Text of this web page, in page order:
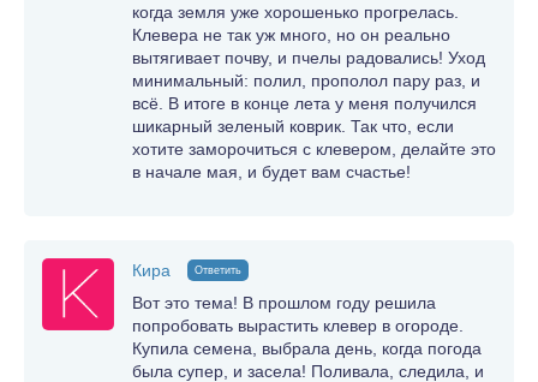
когда земля уже хорошенько прогрелась.
Клевера не так уж много, но он реально
вытягивает почву, и пчелы радовались! Уход
минимальный: полил, прополол пару раз, и
всё. В итоге в конце лета у меня получился
шикарный зеленый коврик. Так что, если
хотите заморочиться с клевером, делайте это
в начале мая, и будет вам счастье!
Кира Ответить
Вот это тема! В прошлом году решила
попробовать вырастить клевер в огороде.
Купила семена, выбрала день, когда погода
была супер, и засела! Поливала, следила, и